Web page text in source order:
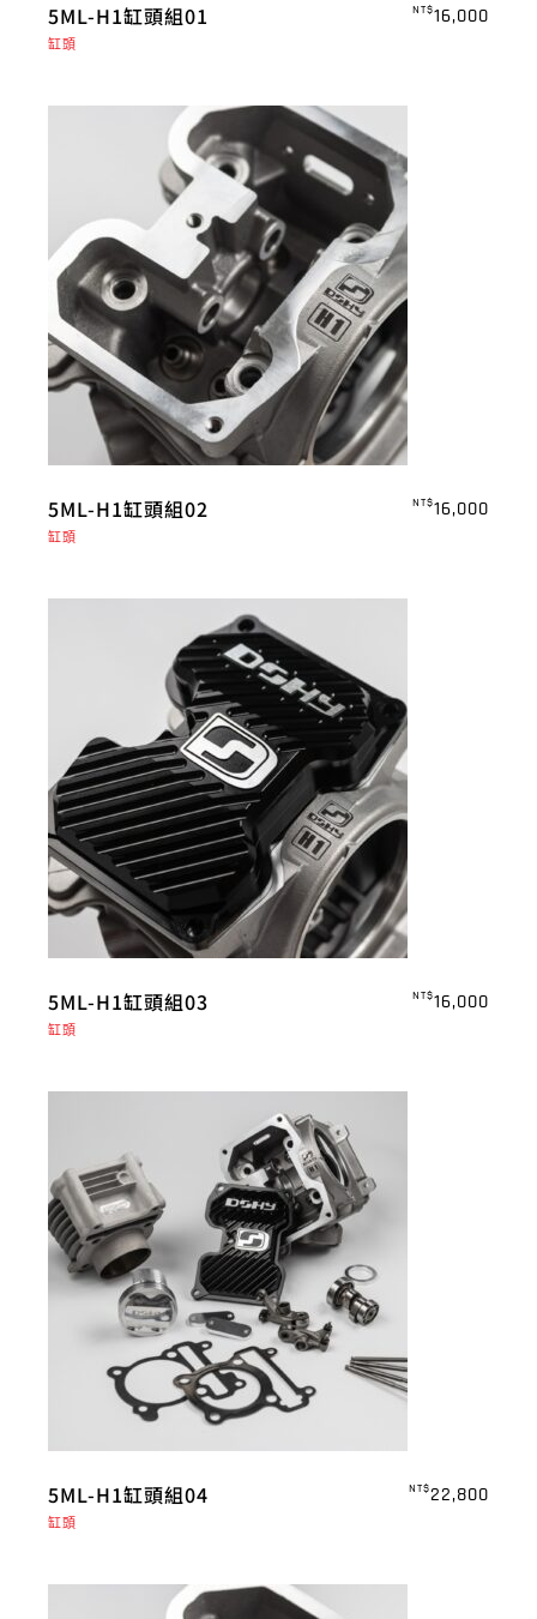
5ML-H1缸頭組01 NT$16,000
缸頭
5ML-H1缸頭組02 NT$16,000
缸頭
5ML-H1缸頭組03 NT$16,000
缸頭
5ML-H1缸頭組04 NT$22,800
缸頭